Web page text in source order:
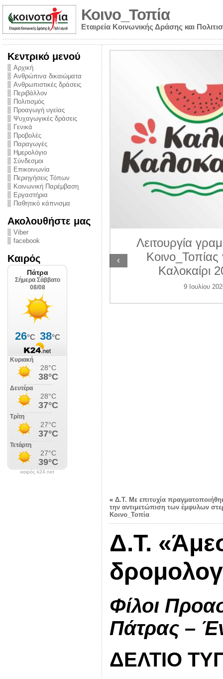
Κοινο_Τοπία
Εταιρεία Κοινωνικής Δράσης και
Κεντρικό μενού
Αρχική
Ανθρώπινα δικαιώματα
Ανθρωπιστικές δράσεις
Περιβάλλον
Πολιτισμός
Προαγωγή υγείας
Ψυχαγωγικές δράσεις
Γενικά
Προβολές
Παραγωγές
Ημερολόγιο
Σύνδεσμοι
Επικοινωνία
Περιηγήσεις Τόπων
Κοινωνική Παρέμβαση
Εργαστήρια
Παθητικό κάπνισμα
Ακολουθήστε μας
Viber
facebook
Καιρός
καιρός k24.net
από την
την ημέρα
και
στο
2026
Λειτουργία
Κοινο_Τοπίας
Καλοκαίρι
9 Ιουλίου
‹
« Δ.Τ. Με επιτυχία
την αντιμετώπιση των έμφυλων
Κοινο_Τοπία
Δ.Τ.
Φίλοι
Πάτρας –
ΔΕΛΤΙΟ